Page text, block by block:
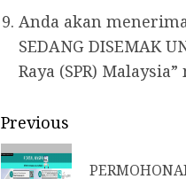
Anda akan
SEDANG DISEMAK
Raya (SPR)
Continue
Reading
Previous